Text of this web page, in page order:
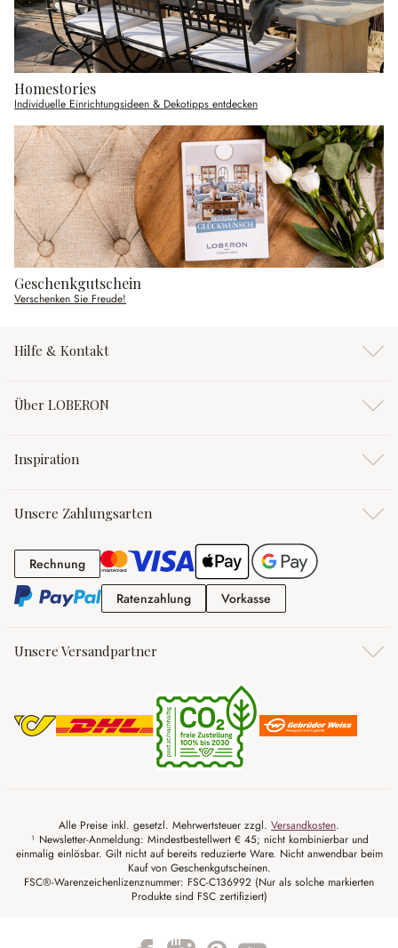
Homestories
Individuelle Einrichtungsideen & Dekotipps entdecken
Geschenkgutschein
Verschenken Sie Freude!
Hilfe & Kontakt
Über LOBERON
Inspiration
Unsere Zahlungsarten
RechnungRechnung
RatenzahlungRatenzahlung
Vorkasse
Unsere Versandpartner
Alle Preise inkl. gesetzl. Mehrwertsteuer zzgl. Versandkosten.
¹ Newsletter-Anmeldung: Mindestbestellwert € 45; nicht kombinierbar und
einmalig einlösbar. Gilt nicht auf bereits reduzierte Ware. Nicht anwendbar beim
Kauf von Geschenkgutscheinen.
FSC®-Warenzeichenlizenznummer: FSC-C136992 (Nur als solche markierten
Produkte sind FSC zertifiziert)